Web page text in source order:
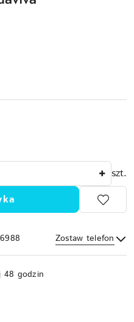
szt.
Zostaw telefon
48 godzin